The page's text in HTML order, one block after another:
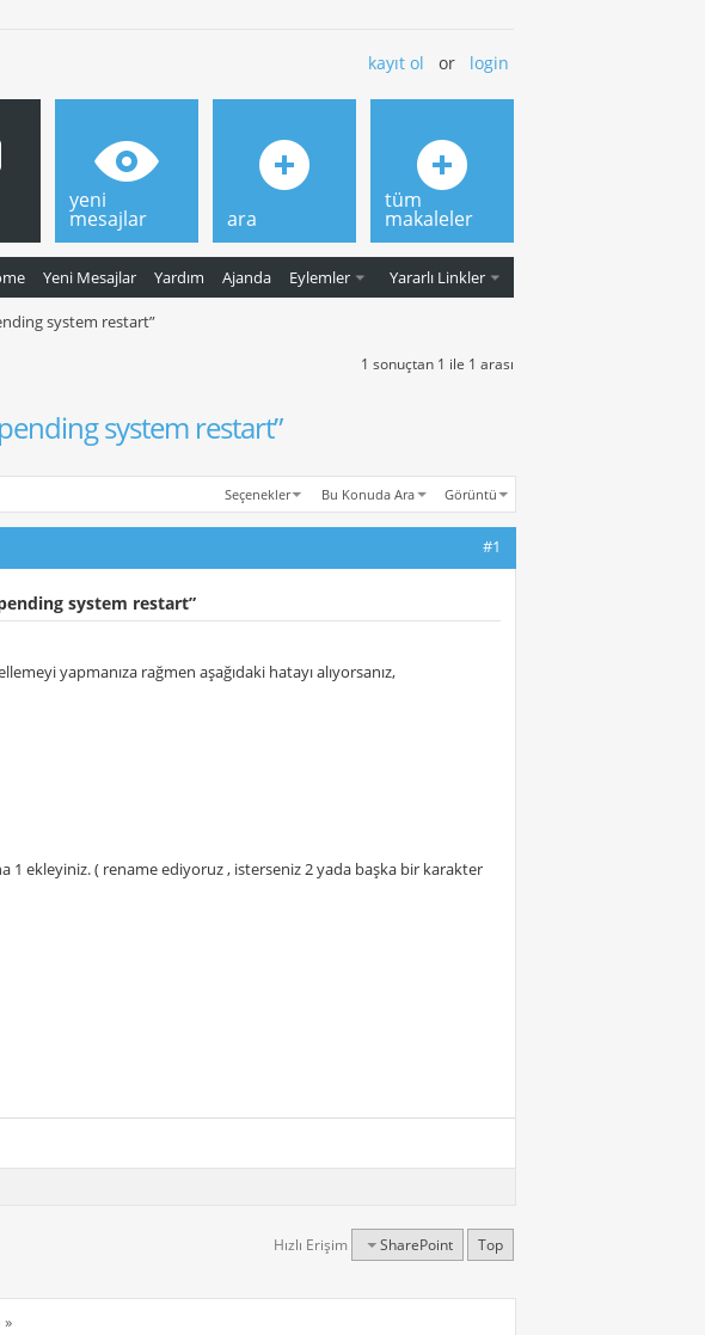
kayıt ol or login
Yeni Mesajlar Yardım Ajanda Eylemler Yararlı Linkler
yeni
mesajlar ara
tüm
makaleler
system restart”
1 sonuçtan 1 ile 1 arası
system restart”
Seçenekler Bu Konuda Ara Görüntü
#1
system restart”
yapmanıza rağmen aşağıdaki hatayı alıyorsanız,
1 ekleyiniz. ( rename ediyoruz , isterseniz 2 yada başka bir karakter
Hızlı Erişim SharePoint Top
»